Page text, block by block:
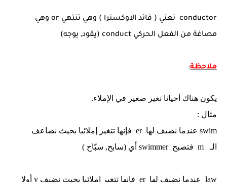
conductor تعني ( قائد الاوكسترا ) وهي تنتهي or وهي
مصاغة من الفعل الحركي conduct (يقود, يوجه)
ملاحظة:
يكون هناك أحيانا تغير صغير في الإملاء.
مثال :
swim عندما نضيف لها er فإنها تتغير إملائيا بحيث نضاعف
الـ m فتصبح swimmer أي (سابح, سبّاح )
law عندما نضيف لهاer فإنها تتغير إملائيا بحيث نضيف y أولا